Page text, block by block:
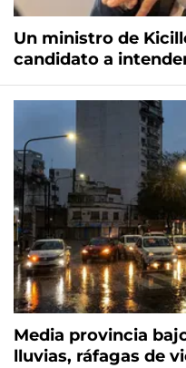
Un ministro de
candidato a
Media provincia
lluvias, ráfagas de